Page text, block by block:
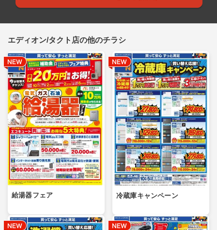
エディオン/タクト店の他のチラシ
給湯器フェア 冷蔵庫キャンペーン